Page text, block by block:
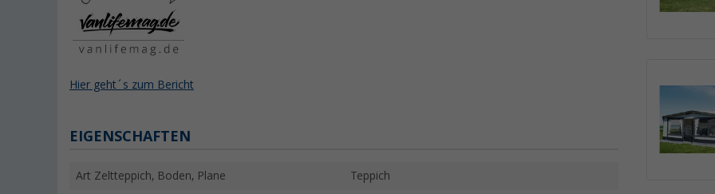
Hier geht´s zum Bericht
EIGENSCHAFTEN
Art Zeltteppich, Boden, Plane Teppich